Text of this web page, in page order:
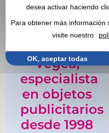
Vegea,
especialista
en objetos
publicitarios
desde 1998
desea activar haciendo
Para obtener más información
visite nuestro
OK, aceptar todas